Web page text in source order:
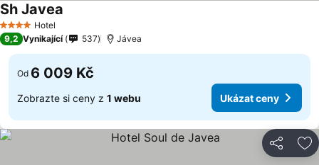
4 Počet hvězdiček
Hotel
Sh Javea
9,2 Vynikající 537 Jávea
Od 6 009 Kč
Zobrazte si ceny z 1 webu Ukázat ceny
Sdílet